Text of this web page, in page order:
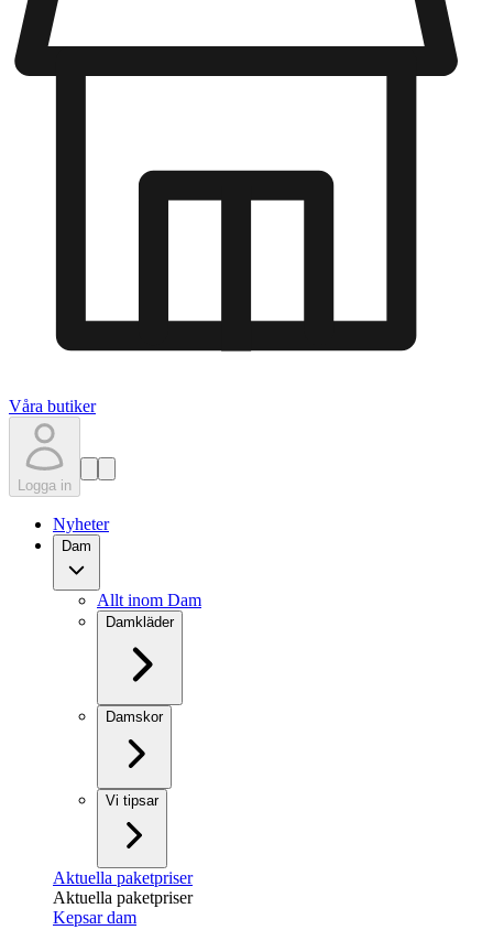
Våra butiker
Logga in
Nyheter
Dam
Allt inom Dam
Damkläder
Damskor
Vi tipsar
Aktuella paketpriser
Aktuella paketpriser
Kepsar dam